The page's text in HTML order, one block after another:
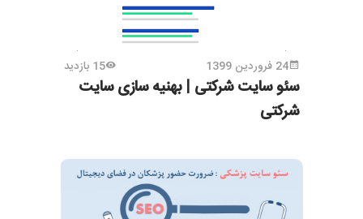
24 فروردین 1399 15 بازدید
سئو سایت شرکتی | بهنیه سازی سایت
شرکتی